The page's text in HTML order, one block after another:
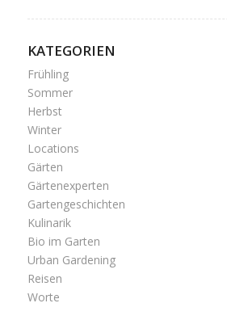
KATEGORIEN
Frühling
Sommer
Herbst
Winter
Locations
Gärten
Gärtenexperten
Gartengeschichten
Kulinarik
Bio im Garten
Urban Gardening
Reisen
Worte